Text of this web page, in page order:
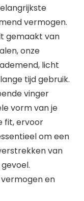
vermogen.
gemaakt van
onze
licht
tijd gebruik.
vinger
vorm van je
fit, ervoor
om een
van
en